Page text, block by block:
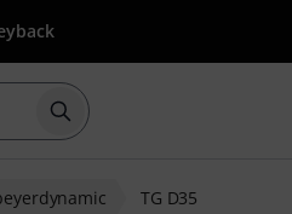
Suche mit Suchwort
TG D35